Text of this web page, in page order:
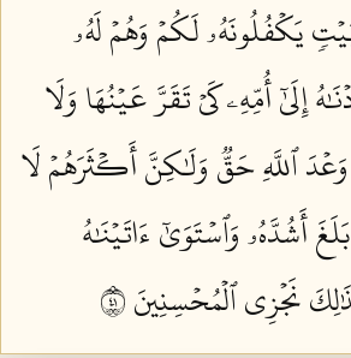
يَكۡفُلُونَهُۥ لَكُمۡ وَهُمۡ لَهُۥ
إِلَىٰٓ أُمِّهِۦ كَيۡ تَقَرَّ عَيۡنُهَا وَلَا
ٱللَّهِ حَقّٞ وَلَٰكِنَّ أَكۡثَرَهُمۡ لَا
أَشُدَّهُۥ وَٱسۡتَوَىٰٓ ءَاتَيۡنَٰهُ
نَجۡزِي ٱلۡمُحۡسِنِينَ ١٤